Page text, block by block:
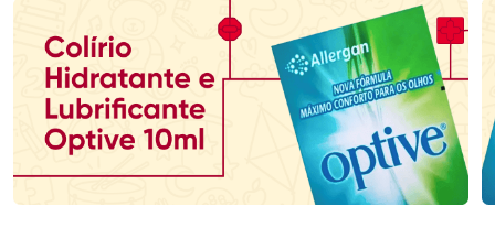
Laboratório
Por Menos